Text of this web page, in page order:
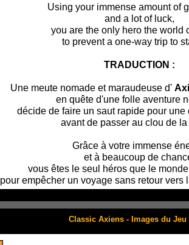
Using your immense amount of
and a lot of luck,
you are the only hero the world
to prevent a one-way trip to
TRADUCTION :
Une meute nomade et maraudeuse d'
en quête d'une folle aventure
décide de faire un saut rapide pour
avant de passer au clou de
Grâce à votre immense
et à beaucoup de
vous êtes le seul héros que le
pour empêcher un voyage sans retour vers
Classic Axiens - Images du Jeu